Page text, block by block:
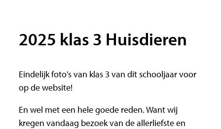
2025 klas 3 Huisdieren
Eindelijk foto's van klas 3 van dit schooljaar voor
op de website!
En wel met een hele goede reden. Want wij
kregen vandaag bezoek van de allerliefste en